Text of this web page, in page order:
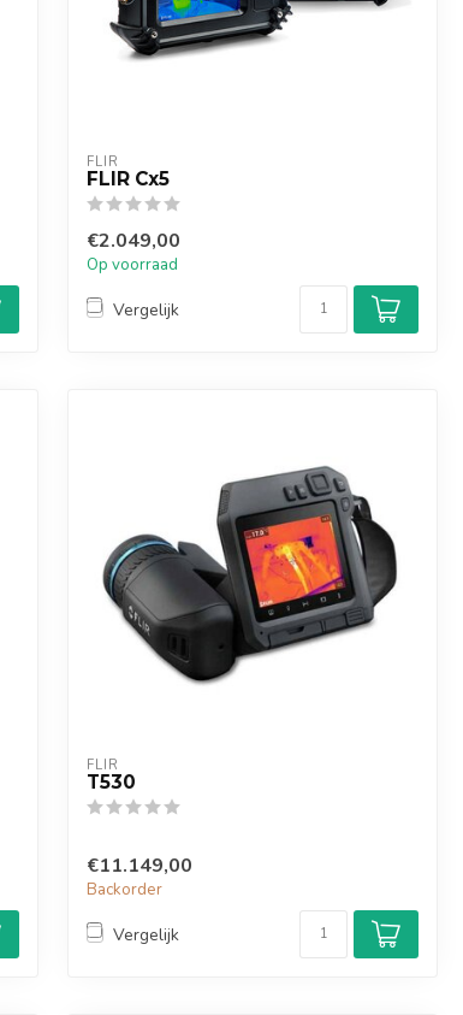
FLIR
FLIR Cx5
€2.049,00
Op voorraad
Vergelijk
FLIR
T530
€11.149,00
Backorder
Vergelijk